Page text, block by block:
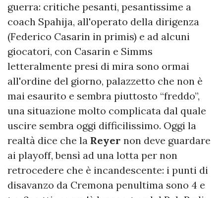
guerra: critiche pesanti, pesantissime a
coach Spahija, all'operato della dirigenza
(Federico Casarin in primis) e ad alcuni
giocatori, con Casarin e Simms
letteralmente presi di mira sono ormai
all'ordine del giorno, palazzetto che non è
mai esaurito e sembra piuttosto “freddo”,
una situazione molto complicata dal quale
uscire sembra oggi difficilissimo. Oggi la
realtà dice che la Reyer non deve guardare
ai playoff, bensì ad una lotta per non
retrocedere che è incandescente: i punti di
disavanzo da Cremona penultima sono 4 e